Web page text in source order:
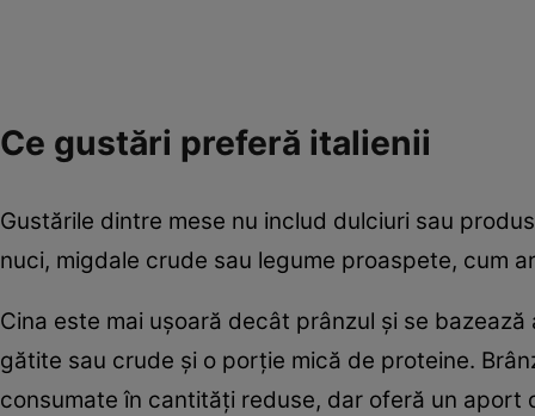
Ce gustări preferă italienii
Gustările dintre mese nu includ dulciuri sau
nuci, migdale crude sau legume proaspete, cum
Cina este mai ușoară decât prânzul și se
gătite sau crude și o porție mică de proteine.
consumate în cantități reduse, dar oferă un aport